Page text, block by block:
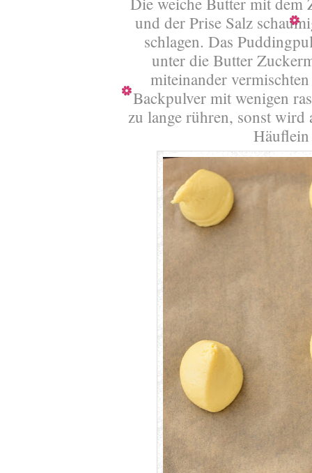
und der Prise Salz
schlagen. Das
unter die Butter
miteinander
Backpulver mit wenigen
zu lange rühren, sonst wird